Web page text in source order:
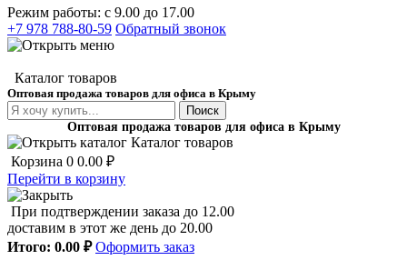
Режим работы: с 9.00 до 17.00
+7 978 788-80-59 Обратный звонок
Каталог товаров
Оптовая продажа товаров для офиса в Крыму
Поиск
Оптовая продажа товаров для офиса в Крыму
Каталог товаров
Корзина 0 0.00 ₽
Перейти в корзину
При подтверждении заказа до 12.00
доставим в этот же день до 20.00
Итого: 0.00 ₽ Оформить заказ